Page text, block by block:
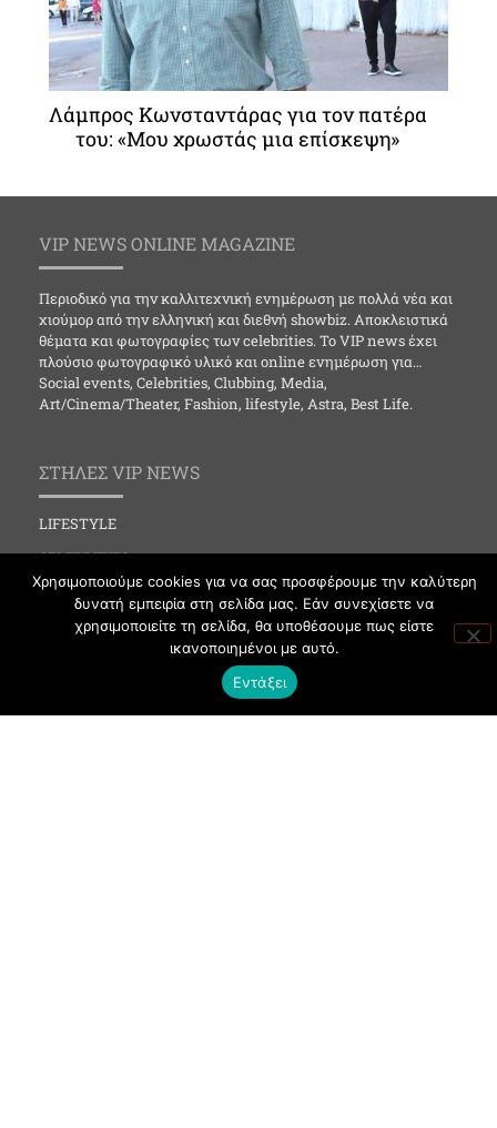
Λάμπρος Κωνσταντάρας για τον πατέρα
του: «Μου χρωστάς μια επίσκεψη»
VIP NEWS ONLINE MAGAZINE
Περιοδικό για την καλλιτεχνική ενημέρωση με πολλά νέα και
χιούμορ από την ελληνική και διεθνή showbiz. Αποκλειστικά
θέματα και φωτογραφίες των celebrities. Το VIP news έχει
πλούσιο φωτογραφικό υλικό και online ενημέρωση για…
Social events, Celebrities, Clubbing, Media,
Art/Cinema/Theater, Fashion, lifestyle, Astra, Best Life.
ΣΤΗΛΕΣ VIP NEWS
LIFESTYLE
CELEBRITIES
MEDIA
SOCIAL EVENTS
Χρησιμοποιούμε cookies για να σας προσφέρουμε την καλύτερη
δυνατή εμπειρία στη σελίδα μας. Εάν συνεχίσετε να
χρησιμοποιείτε τη σελίδα, θα υποθέσουμε πως είστε
ικανοποιημένοι με αυτό.
Εντάξει